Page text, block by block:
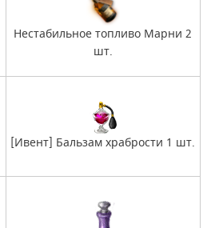
Нестабильное топливо Марни 2
шт.
[Ивент] Бальзам храбрости 1 шт.